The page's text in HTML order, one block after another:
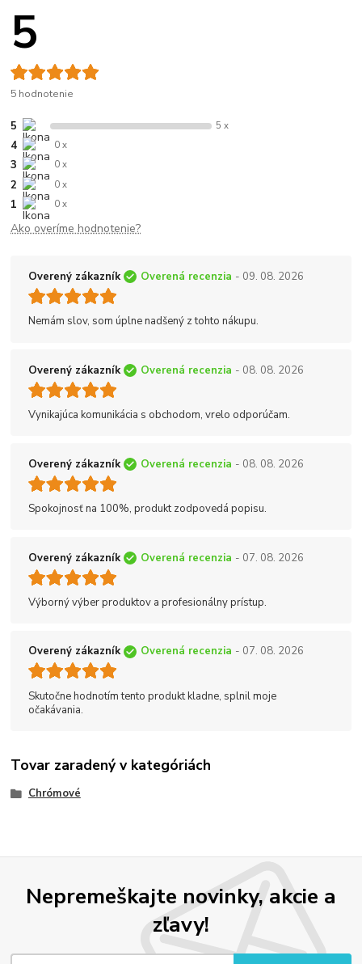
5
5 hodnotenie
5 5 x
4 0 x
3 0 x
2 0 x
1 0 x
Ako overíme hodnotenie?
Overený zákazník Overená recenzia - 09. 08. 2026
Nemám slov, som úplne nadšený z tohto nákupu.
Overený zákazník Overená recenzia - 08. 08. 2026
Vynikajúca komunikácia s obchodom, vrelo odporúčam.
Overený zákazník Overená recenzia - 08. 08. 2026
Spokojnosť na 100%, produkt zodpovedá popisu.
Overený zákazník Overená recenzia - 07. 08. 2026
Výborný výber produktov a profesionálny prístup.
Overený zákazník Overená recenzia - 07. 08. 2026
Skutočne hodnotím tento produkt kladne, splnil moje
očakávania.
Tovar zaradený v kategóriách
Chrómové
Nepremeškajte novinky, akcie a
zľavy!